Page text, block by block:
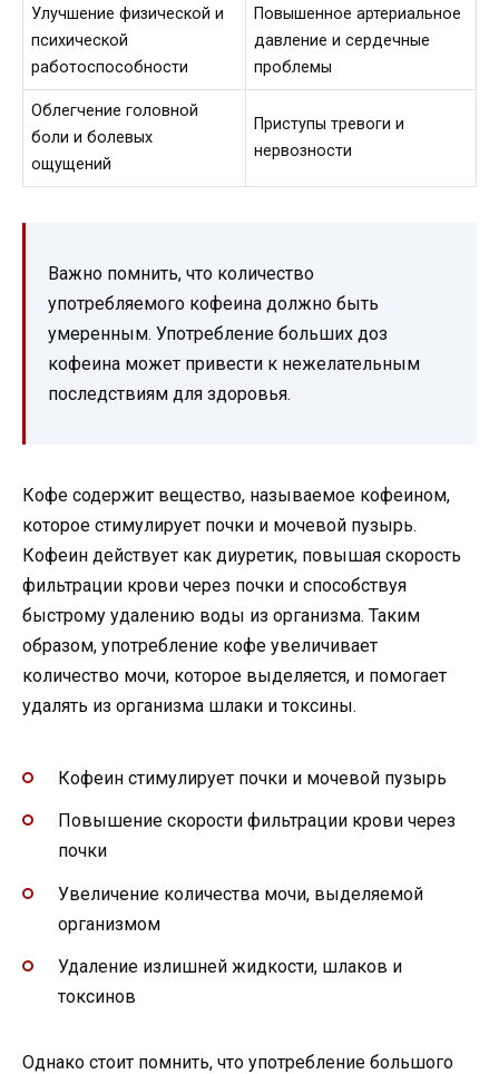
Улучшение физической и
психической
работоспособности
Повышенное артериальное
давление и сердечные
проблемы
Облегчение головной
боли и болевых
ощущений
Приступы тревоги и
нервозности
Важно помнить, что количество
употребляемого кофеина должно быть
умеренным. Употребление больших доз
кофеина может привести к нежелательным
последствиям для здоровья.
Кофе содержит вещество, называемое кофеином,
которое стимулирует почки и мочевой пузырь.
Кофеин действует как диуретик, повышая скорость
фильтрации крови через почки и способствуя
быстрому удалению воды из организма. Таким
образом, употребление кофе увеличивает
количество мочи, которое выделяется, и помогает
удалять из организма шлаки и токсины.
Кофеин стимулирует почки и мочевой пузырь
Повышение скорости фильтрации крови через
почки
Увеличение количества мочи, выделяемой
организмом
Удаление излишней жидкости, шлаков и
токсинов
Однако стоит помнить, что употребление большого